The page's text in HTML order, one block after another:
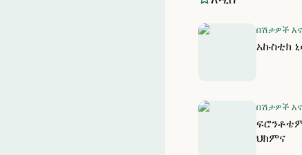
በሽታዎች
አኩስቲክ
በሽታዎች
ህክምና